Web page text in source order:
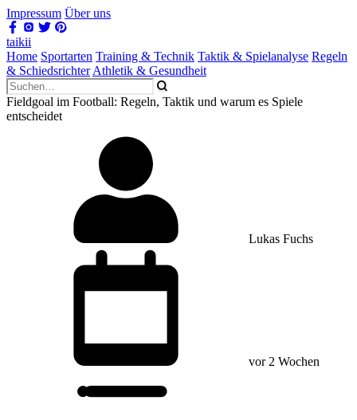
Impressum Über uns
taikii
Home Sportarten Training & Technik Taktik & Spielanalyse Regeln
& Schiedsrichter Athletik & Gesundheit
Fieldgoal im Football: Regeln, Taktik und warum es Spiele
entscheidet
Lukas Fuchs
vor 2 Wochen